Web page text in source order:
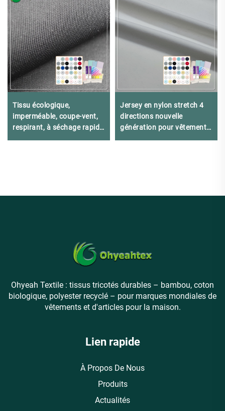
Tissu écologique,
imperméable, coupe-vent,
respirant, à séchage rapide
et extensible (80 % nylon,
Jersey en nylon stretch 4
directions nouvelle
génération pour vêtements
de performance
Ohyeah Textile : tissus tricotés durables – bambou, coton
biologique, polyester recyclé – pour marques mondiales de
vêtements et d'articles pour la maison.
Lien rapide
À Propos De Nous
Produits
Actualités